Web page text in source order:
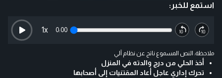
استمع للخبر:
0:00
1x
ملاحظة: النص المسموع ناتج عن نظام آلي
أخذ الحلي من درج والدته في المنزل
تحرك إداري عاجل أعاد المقتنيات إلى أصحابها